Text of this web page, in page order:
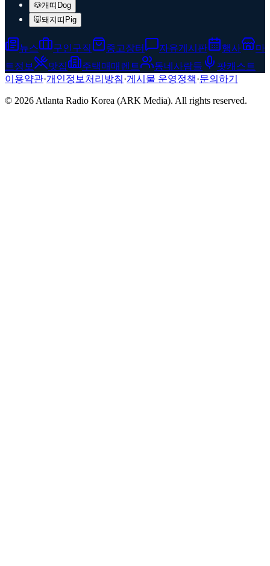
🐶개띠 Dog
🐷돼지띠 Pig
뉴스 구인구직 중고장터 자유게시판 행사
마
트정보
맛집 주택매매렌트 동네사람들
팟캐스트
이용약관·개인정보처리방침·게시물 운영정책·문의하기
© 2026 Atlanta Radio Korea (ARK Media). All rights reserved.